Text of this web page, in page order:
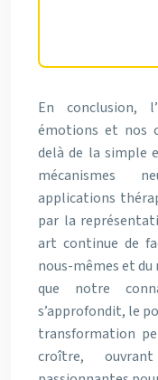
En conclusion,
émotions et nos
delà de la simple
mécanismes
applications
par la
art continue de
nous-mêmes et du
que notre
s’approfondit, le
transformation
croître,